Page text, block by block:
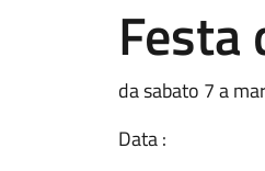
Festa
da sabato 7 a
Data :